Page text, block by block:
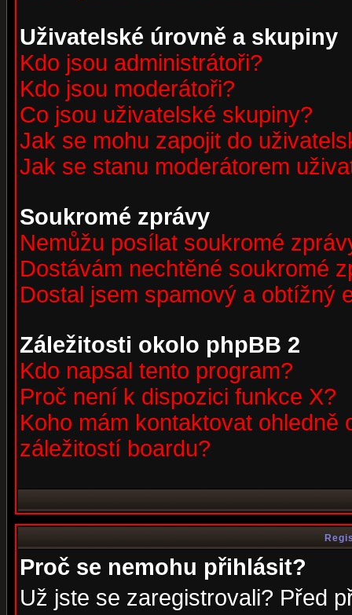
Uživatelské úrovně a skupiny
Kdo jsou administrátoři?
Kdo jsou moderátoři?
Co jsou uživatelské skupiny?
Jak se mohu zapojit do
Jak se stanu moderátorem
Soukromé zprávy
Nemůžu posílat soukromé
Dostávám nechtěné soukromé
Dostal jsem spamový a obtížný
Záležitosti okolo phpBB 2
Kdo napsal tento program?
Proč není k dispozici funkce X?
Koho mám kontaktovat
záležitostí boardu?
Proč se nemohu přihlásit?
Už jste se zaregistrovali? Před